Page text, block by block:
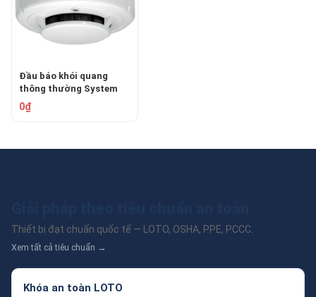
Đầu báo khói quang
thông thường System
Sensor 2351-EC
0₫
Thiết bị đạt chuẩn quốc tế — LOTO, OSHA, PPE, PCCC.
Xem tất cả tiêu chuẩn →
Khóa an toàn LOTO